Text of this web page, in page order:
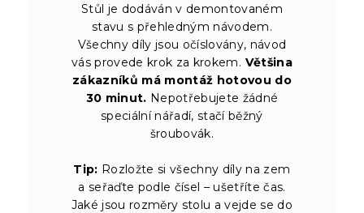
Stůl je dodáván v demontovaném
stavu s přehledným návodem.
Všechny díly jsou očíslovány, návod
vás provede krok za krokem. Většina
zákazníků má montáž hotovou do
30 minut. Nepotřebujete žádné
speciální nářadí, stačí běžný
šroubovák.
Tip: Rozložte si všechny díly na zem
a seřaďte podle čísel – ušetříte čas.
Jaké jsou rozměry stolu a vejde se do